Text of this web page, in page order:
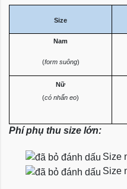
Size
Nam
(form suông)
Nữ
(có nhấn eo)
Phí phụ thu size lớn:
Size
Size